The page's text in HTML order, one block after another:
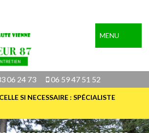
MENU
06 24 73 06 59 47 51 52
SI NECESSAIRE : SPÉCIALISTE